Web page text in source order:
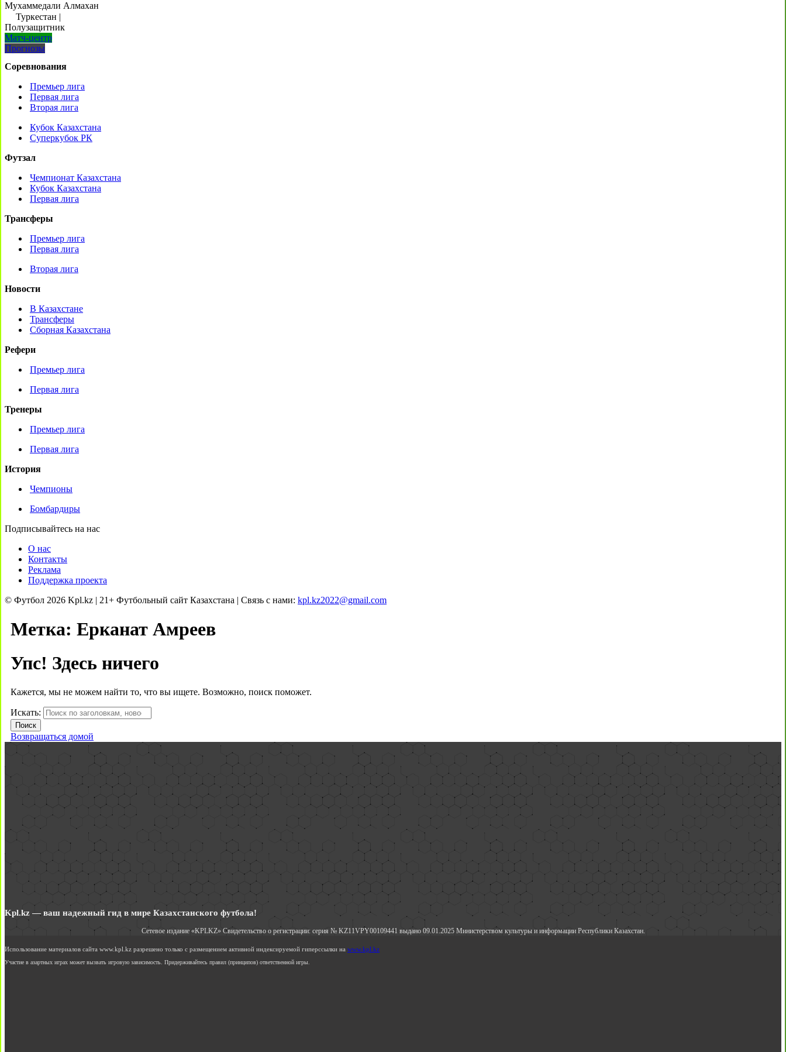
Мухаммедали Алмахан
Туркестан |
Полузащитник
Матч-центр
Прогнозы
Соревнования
Премьер лига
Первая лига
Вторая лига
Кубок Казахстана
Суперкубок РК
Футзал
Чемпионат Казахстана
Кубок Казахстана
Первая лига
Трансферы
Премьер лига
Первая лига
Вторая лига
Новости
В Казахстане
Трансферы
Сборная Казахстана
Рефери
Премьер лига
Первая лига
Тренеры
Премьер лига
Первая лига
История
Чемпионы
Бомбардиры
Подписывайтесь на нас
О нас
Контакты
Реклама
Поддержка проекта
© Футбол 2026 Kpl.kz | 21+ Футбольный сайт Казахстана | Связь с нами: kpl.kz2022@gmail.com
Метка: Ерканат Амреев
Упс! Здесь ничего
Кажется, мы не можем найти то, что вы ищете. Возможно, поиск поможет.
Искать:
Возвращаться домой
Kpl.kz — ваш надежный гид в мире Казахстанского футбола!
Сетевое издание «KPLKZ» Свидетельство о регистрации: серия № KZ11VPY00109441 выдано 09.01.2025 Министерством культуры и информации Республики Казахстан.
Использование материалов сайта www.kpl.kz разрешено только с размещением активной индексируемой гиперссылки на www.kpl.kz
Участие в азартных играх может вызвать игровую зависимость. Придерживайтесь правил (принципов) ответственной игры.